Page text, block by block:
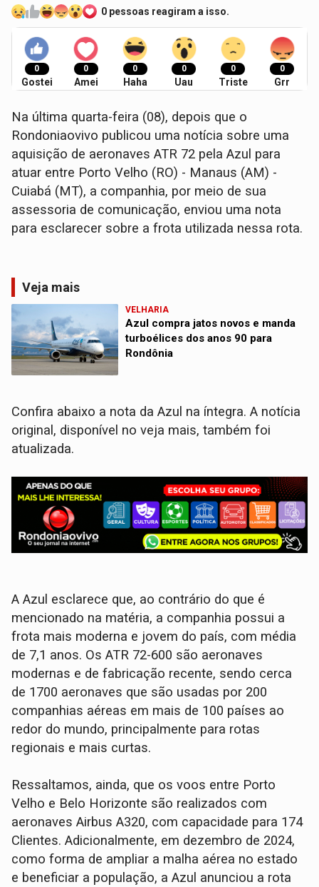
0 pessoas reagiram a isso.
0
Gostei
0
Amei
0
Haha
0
Uau
0
Triste
0
Grr
Na última quarta-feira (08), depois que o
Rondoniaovivo publicou uma notícia sobre uma
aquisição de aeronaves ATR 72 pela Azul para
atuar entre Porto Velho (RO) - Manaus (AM) -
Cuiabá (MT), a companhia, por meio de sua
assessoria de comunicação, enviou uma nota
para esclarecer sobre a frota utilizada nessa rota.
Veja mais
VELHARIA
Azul compra jatos novos e manda
turboélices dos anos 90 para
Rondônia
Confira abaixo a nota da Azul na íntegra. A notícia
original, disponível no veja mais, também foi
atualizada.
A Azul esclarece que, ao contrário do que é
mencionado na matéria, a companhia possui a
frota mais moderna e jovem do país, com média
de 7,1 anos. Os ATR 72-600 são aeronaves
modernas e de fabricação recente, sendo cerca
de 1700 aeronaves que são usadas por 200
companhias aéreas em mais de 100 países ao
redor do mundo, principalmente para rotas
regionais e mais curtas.
Ressaltamos, ainda, que os voos entre Porto
Velho e Belo Horizonte são realizados com
aeronaves Airbus A320, com capacidade para 174
Clientes. Adicionalmente, em dezembro de 2024,
como forma de ampliar a malha aérea no estado
e beneficiar a população, a Azul anunciou a rota